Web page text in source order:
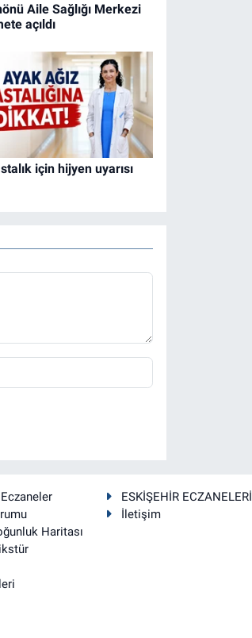
Aile Sağlığı Merkezi
açıldı
için hijyen uyarısı
Haritası
ESKİŞEHİR ECZANELERİ
İletişim